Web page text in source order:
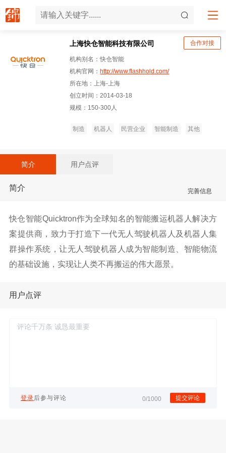
上海快仓智能科技有限公司
机构别名：快仓智能
机构官网： http://www.flashhold.com/
所在地：上海-上海
创立时间：2014-03-18
规模：150-300人
制造 机器人 民营企业 智能制造 其他
合作对接
简介 用户点评
简介 完善信息
快仓智能Quicktron作为全球知名的智能搬运机器人解决方
案提供商，致力于打造下一代无人驾驶机器人及机器人集
群操作系统，让无人驾驶机器人成为智能制造、智能物流
的基础设施，实现让人类不再搬运的伟大愿景。
用户点评
0/1000
登录后参与评论 提交评论